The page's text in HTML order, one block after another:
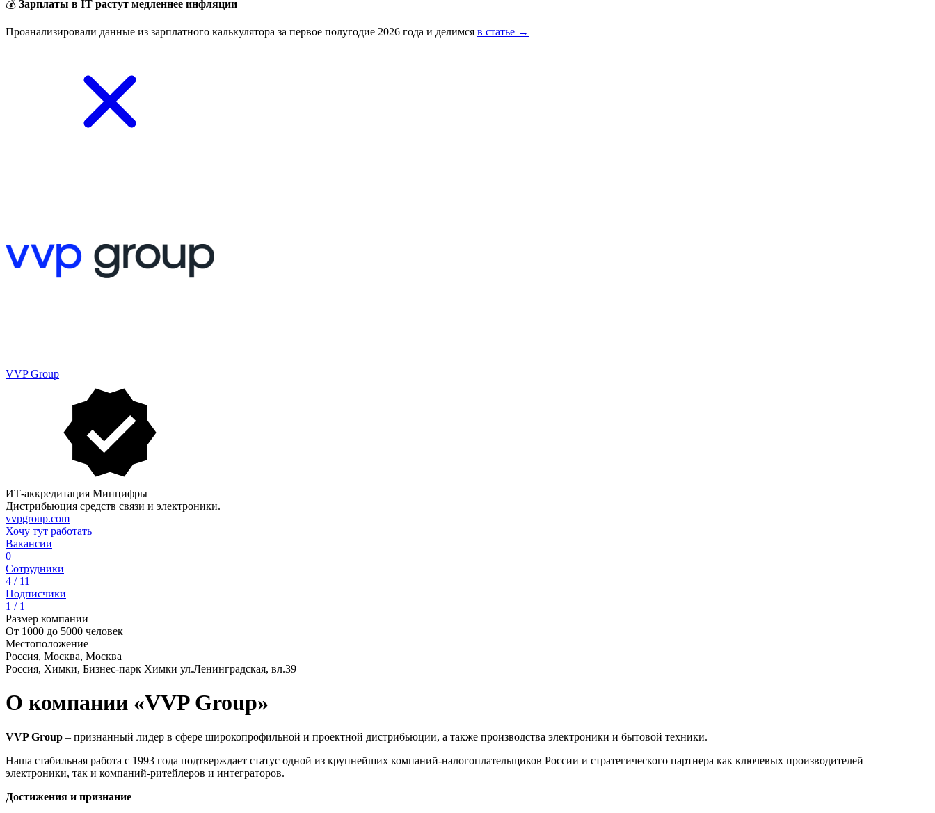
💰 Зарплаты в IT растут медленнее инфляции
Проанализировали данные из зарплатного калькулятора за первое полугодие 2026 года и делимся в статье →
VVP Group
ИТ-аккредитация Минцифры
Дистрибьюция средств связи и электроники.
vvpgroup.com
Хочу тут работать
Вакансии
0
Сотрудники
4 / 11
Подписчики
1 / 1
Размер компании
От 1000 до 5000 человек
Местоположение
Россия, Москва, Москва
Россия, Химки, Бизнес-парк Химки ул.Ленинградская, вл.39
О компании «VVP Group»
VVP Group – признанный лидер в сфере широкопрофильной и проектной дистрибьюции, а также производства электроники и бытовой техники.
Наша стабильная работа с 1993 года подтверждает статус одной из крупнейших компаний-налогоплательщиков России и стратегического партнера как ключевых производителей
электроники, так и компаний-ритейлеров и интеграторов.
Достижения и признание